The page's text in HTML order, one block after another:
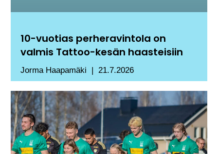
10-vuotias perheravintola on
valmis Tattoo-kesän haasteisiin
Jorma Haapamäki 21.7.2026